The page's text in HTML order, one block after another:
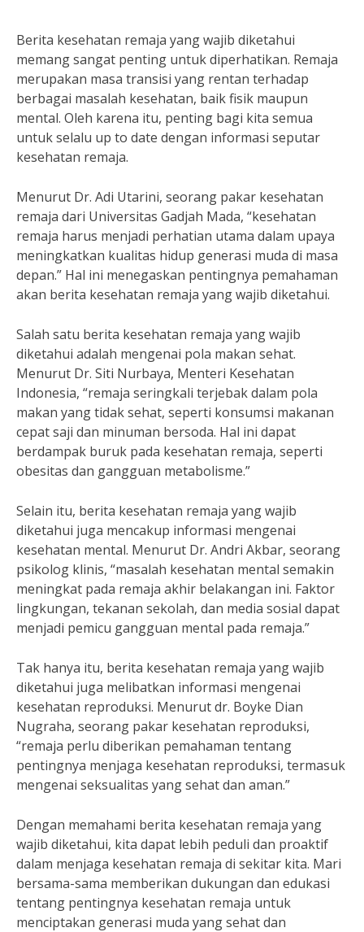
Berita kesehatan remaja yang wajib diketahui
memang sangat penting untuk diperhatikan. Remaja
merupakan masa transisi yang rentan terhadap
berbagai masalah kesehatan, baik fisik maupun
mental. Oleh karena itu, penting bagi kita semua
untuk selalu up to date dengan informasi seputar
kesehatan remaja.
Menurut Dr. Adi Utarini, seorang pakar kesehatan
remaja dari Universitas Gadjah Mada, “kesehatan
remaja harus menjadi perhatian utama dalam upaya
meningkatkan kualitas hidup generasi muda di masa
depan.” Hal ini menegaskan pentingnya pemahaman
akan berita kesehatan remaja yang wajib diketahui.
Salah satu berita kesehatan remaja yang wajib
diketahui adalah mengenai pola makan sehat.
Menurut Dr. Siti Nurbaya, Menteri Kesehatan
Indonesia, “remaja seringkali terjebak dalam pola
makan yang tidak sehat, seperti konsumsi makanan
cepat saji dan minuman bersoda. Hal ini dapat
berdampak buruk pada kesehatan remaja, seperti
obesitas dan gangguan metabolisme.”
Selain itu, berita kesehatan remaja yang wajib
diketahui juga mencakup informasi mengenai
kesehatan mental. Menurut Dr. Andri Akbar, seorang
psikolog klinis, “masalah kesehatan mental semakin
meningkat pada remaja akhir belakangan ini. Faktor
lingkungan, tekanan sekolah, dan media sosial dapat
menjadi pemicu gangguan mental pada remaja.”
Tak hanya itu, berita kesehatan remaja yang wajib
diketahui juga melibatkan informasi mengenai
kesehatan reproduksi. Menurut dr. Boyke Dian
Nugraha, seorang pakar kesehatan reproduksi,
“remaja perlu diberikan pemahaman tentang
pentingnya menjaga kesehatan reproduksi, termasuk
mengenai seksualitas yang sehat dan aman.”
Dengan memahami berita kesehatan remaja yang
wajib diketahui, kita dapat lebih peduli dan proaktif
dalam menjaga kesehatan remaja di sekitar kita. Mari
bersama-sama memberikan dukungan dan edukasi
tentang pentingnya kesehatan remaja untuk
menciptakan generasi muda yang sehat dan